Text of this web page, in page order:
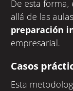
De esta
allá de las
preparación
empresarial.
Casos
Esta